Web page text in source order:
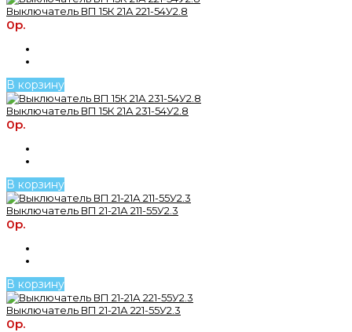
Выключатель ВП 15К 21А 221-54У2.8
0р.
В корзину
Выключатель ВП 15К 21А 231-54У2.8
0р.
В корзину
Выключатель ВП 21-21А 211-55У2.3
0р.
В корзину
Выключатель ВП 21-21А 221-55У2.3
0р.